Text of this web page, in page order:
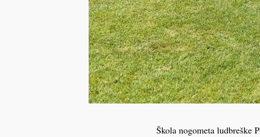
Škola nogometa ludbreške